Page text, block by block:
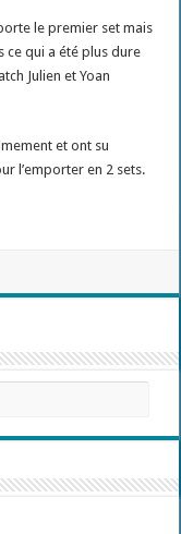
le premier set mais
ce qui a été plus dure
Julien et Yoan
et ont su
l’emporter en 2 sets.